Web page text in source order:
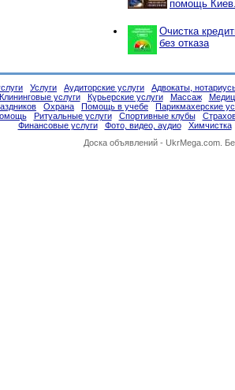
помощь
Очистка
без отказа
Услуги Аудиторские услуги
Адвокаты,
Клининговые услуги Курьерские услуги Массаж
Охрана Помощь в учебе
Парикмахерские
Ритуальные услуги Спортивные клубы
Финансовые услуги
Фото, видео, аудио
Химчистка
Доска объявлений - UkrMega.com.